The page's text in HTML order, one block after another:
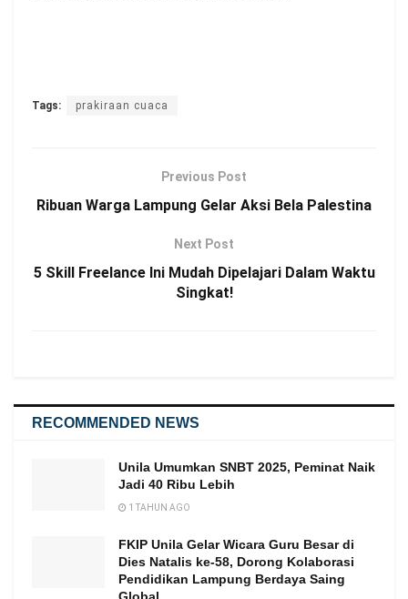
Tags: prakiraan cuaca
Previous Post
Ribuan Warga Lampung Gelar Aksi Bela Palestina
Next Post
5 Skill Freelance Ini Mudah Dipelajari Dalam Waktu
Singkat!
RECOMMENDED NEWS
Unila Umumkan SNBT 2025, Peminat Naik
Jadi 40 Ribu Lebih
1 TAHUN AGO
FKIP Unila Gelar Wicara Guru Besar di
Dies Natalis ke-58, Dorong Kolaborasi
Pendidikan Lampung Berdaya Saing
Global